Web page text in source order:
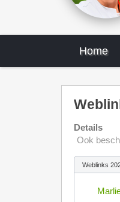
Home
Details
Ook
Weblinks